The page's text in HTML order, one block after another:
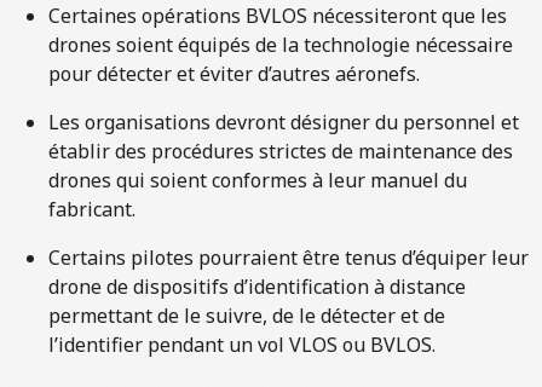
Certaines opérations BVLOS nécessiteront que les
drones soient équipés de la technologie nécessaire
pour détecter et éviter d’autres aéronefs.
Les organisations devront désigner du personnel et
établir des procédures strictes de maintenance des
drones qui soient conformes à leur manuel du
fabricant.
Certains pilotes pourraient être tenus d’équiper leur
drone de dispositifs d’identification à distance
permettant de le suivre, de le détecter et de
l’identifier pendant un vol VLOS ou BVLOS.